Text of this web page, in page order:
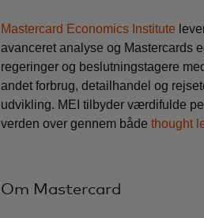
Mastercard Economics Institute
avanceret analyse og Mastercards
regeringer og beslutningstagere
andet forbrug, detailhandel og
udvikling. MEI tilbyder værdifulde
verden over gennem både thought
Om Mastercard